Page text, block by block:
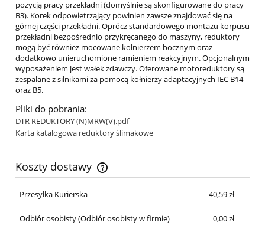
pozycją pracy przekładni (domyślnie są skonfigurowane do pracy
B3). Korek odpowietrzający powinien zawsze znajdować się na
górnej części przekładni. Oprócz standardowego montażu korpusu
przekładni bezpośrednio przykręcanego do maszyny, reduktory
mogą być również mocowane kołnierzem bocznym oraz
dodatkowo unieruchomione ramieniem reakcyjnym. Opcjonalnym
wyposażeniem jest wałek zdawczy. Oferowane motoreduktory są
zespalane z silnikami za pomocą kołnierzy adaptacyjnych IEC B14
oraz B5.
Pliki do pobrania:
DTR REDUKTORY (N)MRW(V).pdf
Karta katalogowa reduktory ślimakowe
Koszty dostawy
Cena nie zawiera ewentualnych kosztów płatności
Przesyłka Kurierska
40,59 zł
Odbiór osobisty(Odbiór osobisty w firmie) 0,00 zł